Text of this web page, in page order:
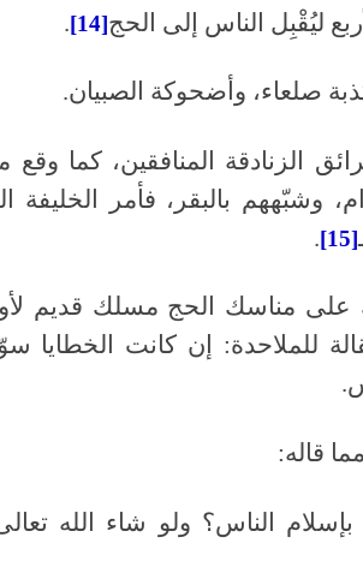
ليُقْبِل الناس إلى الحج[14]
.
صلعاء، وأضحوكة الصبيان.
الزنادقة المنافقين، كما
وشبّههم بالبقر، فأمر الخليفة
[15]
.
على مناسك الحج مسلك قديم
276هـ) إلى مقالة للملاحدة: إن كانت
قاله:
الناس؟ ولو شاء الله